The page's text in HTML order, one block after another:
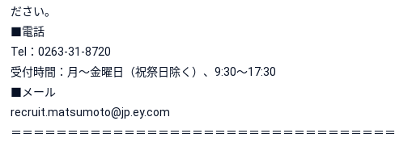
ださい。
■電話
Tel：0263-31-8720
受付時間：月～金曜日（祝祭日除く）、9:30～17:30
■メール
recruit.matsumoto@jp.ey.com
＝＝＝＝＝＝＝＝＝＝＝＝＝＝＝＝＝＝＝＝＝＝＝＝＝＝＝＝＝＝＝＝＝